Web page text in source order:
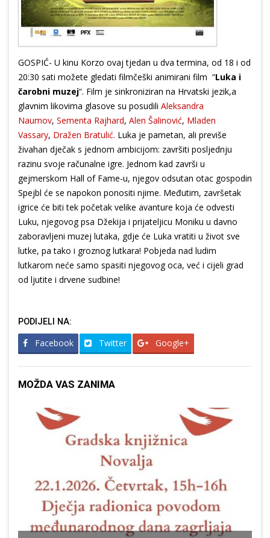
GOSPIĆ- U kinu Korzo ovaj tjedan u dva termina, od 18 i od
20:30 sati možete gledati filmčeški animirani film “Luka i
čarobni muzej“. Film je sinkroniziran na Hrvatski jezik,a
glavnim likovima glasove su posudili Aleksandra
Naumov, Sementa Rajhard, Alen Šalinović, Mladen
Vassary, Dražen Bratulić. Luka je pametan, ali previše
živahan dječak s jednom ambicijom: završiti posljednju
razinu svoje računalne igre. Jednom kad završi u
gejmerskom Hall of Fame-u, njegov odsutan otac gospodin
Spejbl će se napokon ponositi njime. Međutim, završetak
igrice će biti tek početak velike avanture koja će odvesti
Luku, njegovog psa Džekija i prijateljicu Moniku u davno
zaboravljeni muzej lutaka, gdje će Luka vratiti u život sve
lutke, pa tako i groznog lutkara! Pobjeda nad ludim
lutkarom neće samo spasiti njegovog oca, već i cijeli grad
od ljutite i drvene sudbine!
PODIJELI NA:
Facebook Twitter Google+
MOŽDA VAS ZANIMA